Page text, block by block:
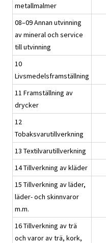
metallmalmer
08–09 Annan utvinning
av mineral och service
till utvinning
10
Livsmedelsframställning
11 Framställning av
drycker
12
Tobaksvarutillverkning
13 Textilvarutillverkning
14 Tillverkning av kläder
15 Tillverkning av läder,
läder- och skinnvaror
m.m.
16 Tillverkning av trä
och varor av trä, kork,